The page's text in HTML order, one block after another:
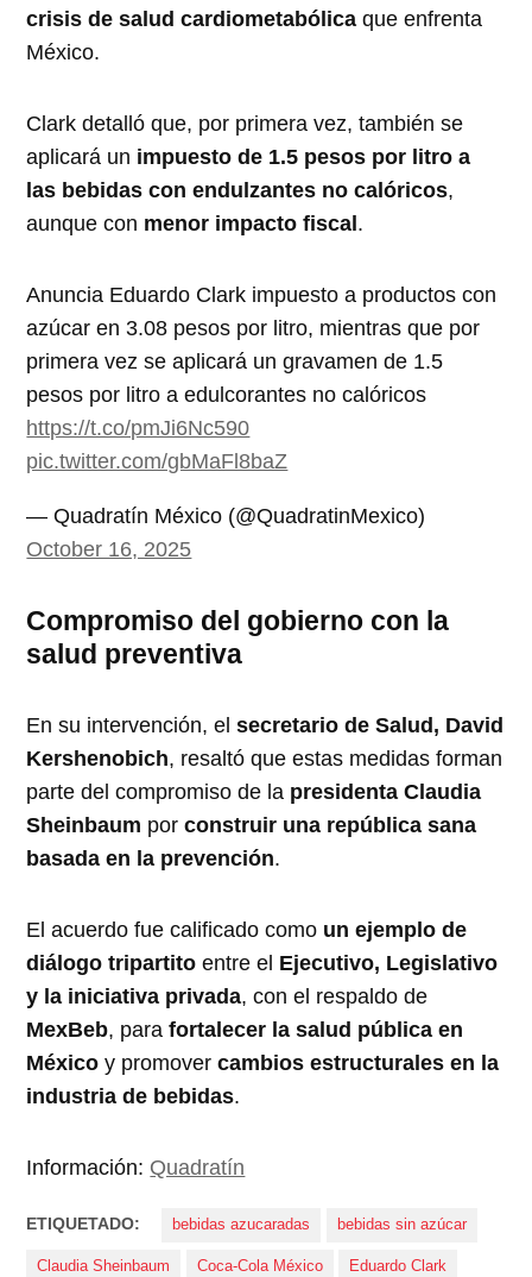
crisis de salud cardiometabólica que enfrenta
México.
Clark detalló que, por primera vez, también se
aplicará un impuesto de 1.5 pesos por litro a
las bebidas con endulzantes no calóricos,
aunque con menor impacto fiscal .
Anuncia Eduardo Clark impuesto a productos con
azúcar en 3.08 pesos por litro, mientras que por
primera vez se aplicará un gravamen de 1.5
pesos por litro a edulcorantes no calóricos
https://t.co/pmJi6Nc590
pic.twitter.com/gbMaFl8baZ
— Quadratín México (@QuadratinMexico)
October 16, 2025
Compromiso del gobierno con la
salud preventiva
En su intervención, elsecretario de Salud, David
Kershenobich, resaltó que estas medidas forman
parte del compromiso de la presidenta Claudia
Sheinbaum porconstruir una república sana
basada en la prevención.
El acuerdo fue calificado como un ejemplo de
diálogo tripartito entre el Ejecutivo, Legislativo
y la iniciativa privada, con el respaldo de
MexBeb, parafortalecer la salud pública en
México y promovercambios estructurales en la
industria de bebidas.
Información: Quadratín
ETIQUETADO: bebidas azucaradas bebidas sin azúcar
Claudia Sheinbaum Coca-Cola México Eduardo Clark